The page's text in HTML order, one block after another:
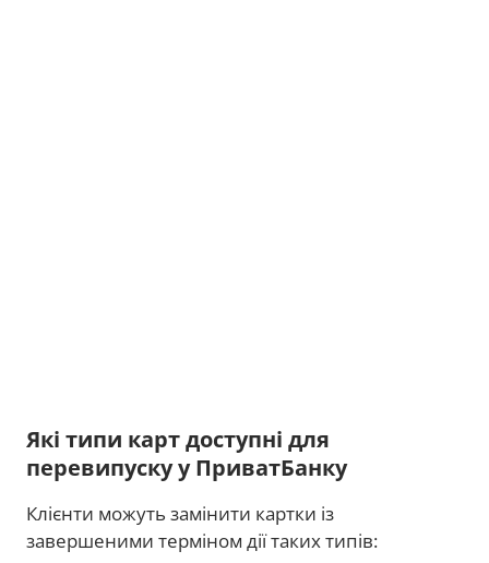
Які типи карт доступні для
перевипуску у ПриватБанку
Клієнти можуть замінити картки із
завершеними терміном дії таких типів: